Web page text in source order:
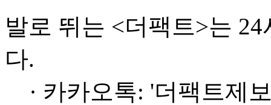
발로 뛰는 <더팩트>는
다.
· 카카오톡: '더팩트제